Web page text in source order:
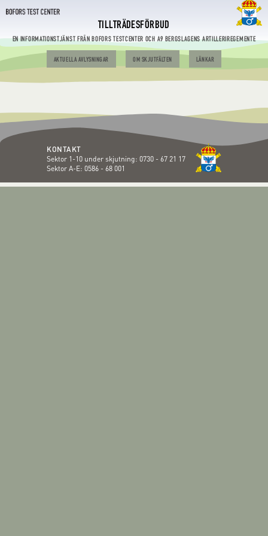
TILLTRÄDESFÖRBUD
EN INFORMATIONSTJÄNST FRÅN BOFORS TESTCENTER OCH A9 BERGSLAGENS ARTILLERIREGEMENTE
AKTUELLA AVLYSNINGAR OM SKJUTFÄLTEN LÄNKAR
KONTAKT
Sektor 1-10 under skjutning: 0730 - 67 21 17
Sektor A-E: 0586 - 68 001